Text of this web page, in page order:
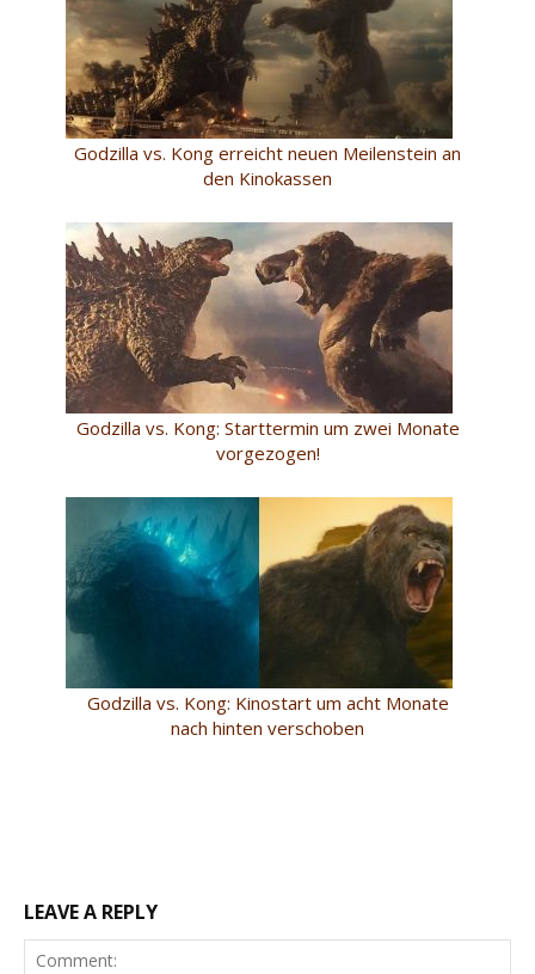
Godzilla vs. Kong erreicht neuen Meilenstein an
den Kinokassen
Godzilla vs. Kong: Starttermin um zwei Monate
vorgezogen!
Godzilla vs. Kong: Kinostart um acht Monate
nach hinten verschoben
LEAVE A REPLY